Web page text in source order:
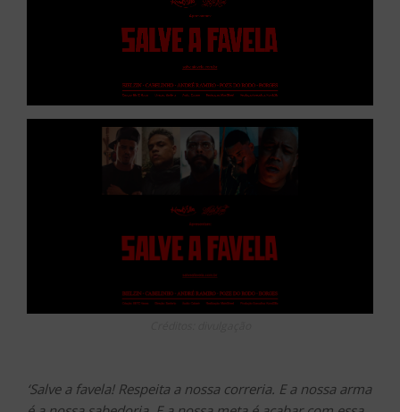
‘Salve a favela! Respeita a nossa correria. E a nossa arma